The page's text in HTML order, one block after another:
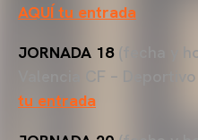
AQUÍ tu entrada
JORNADA 18(fecha y
Valencia CF –
tu entrada